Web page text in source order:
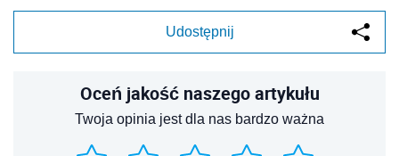
Udostępnij
Oceń jakość naszego artykułu
Twoja opinia jest dla nas bardzo ważna